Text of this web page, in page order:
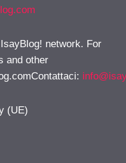
network. For
and other
:
(UE)